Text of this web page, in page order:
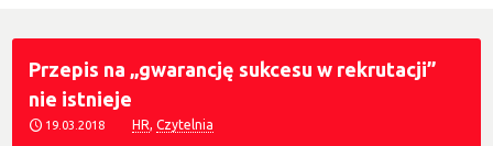
Przepis na „gwarancję sukcesu w rekrutacji”
nie istnieje
19.03.2018 HR,Czytelnia